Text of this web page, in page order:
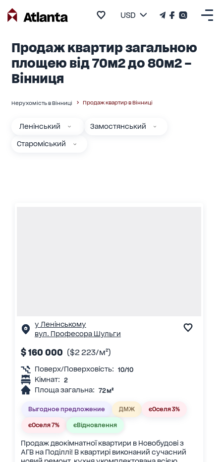
USD
Продаж квартир загальною
площею від 70м2 до 80м2 –
Вінниця
Нерухомість в Вінниці Продаж квартир в Вінниці
Ленінський Замостянський
Староміський
у Ленінському
вул. Професора Шульги
$ 160 000 ($2 223/м²)
Поверх/Поверховість: 10/10
Кімнат: 2
Площа загальна: 72 м²
Выгодное предложение ДМЖ єОселя 3%
єОселя 7% єВідновлення
Продаж двокімнатної квартири в Новобудові з
АГВ на Поділлі! В квартирі виконаний сучасний